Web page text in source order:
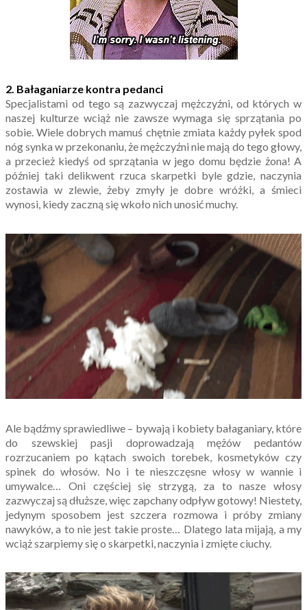
2. Bałaganiarze kontra pedanci
Specjalistami od tego są zazwyczaj mężczyźni, od których w
naszej kulturze wciąż nie zawsze wymaga się sprzątania po
sobie. Wiele dobrych mamuś chętnie zmiata każdy pyłek spod
nóg synka w przekonaniu, że mężczyźni nie mają do tego głowy,
a przecież kiedyś od sprzątania w jego domu będzie żona! A
później taki delikwent rzuca skarpetki byle gdzie, naczynia
zostawia w zlewie, żeby zmyły je dobre wróżki, a śmieci
wynosi, kiedy zaczną się wkoło nich unosić muchy.
Ale bądźmy sprawiedliwe – bywają i kobiety bałaganiary, które
do szewskiej pasji doprowadzają mężów pedantów
rozrzucaniem po kątach swoich torebek, kosmetyków czy
spinek do włosów. No i te nieszczęsne włosy w wannie i
umywalce… Oni częściej się strzygą, za to nasze włosy
zazwyczaj są dłuższe, więc zapchany odpływ gotowy! Niestety,
jedynym sposobem jest szczera rozmowa i próby zmiany
nawyków, a to nie jest takie proste… Dlatego lata mijają, a my
wciąż szarpiemy się o skarpetki, naczynia i zmięte ciuchy.